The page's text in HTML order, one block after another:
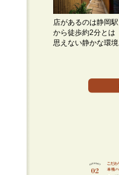
店があるのは静岡駅
から徒歩約2分とは
思えない静かな環境